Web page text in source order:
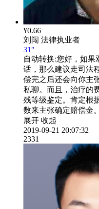
¥0.66
刘闯 法律执业者
31"
自动转换:您好，如果
话，那么建议走司法
偿完之后还会向你主
私聊。而且，治疗的
残等级鉴定。肯定根
数来主张确定赔偿金。
展开 收起
2019-09-21 20:07:32
2331